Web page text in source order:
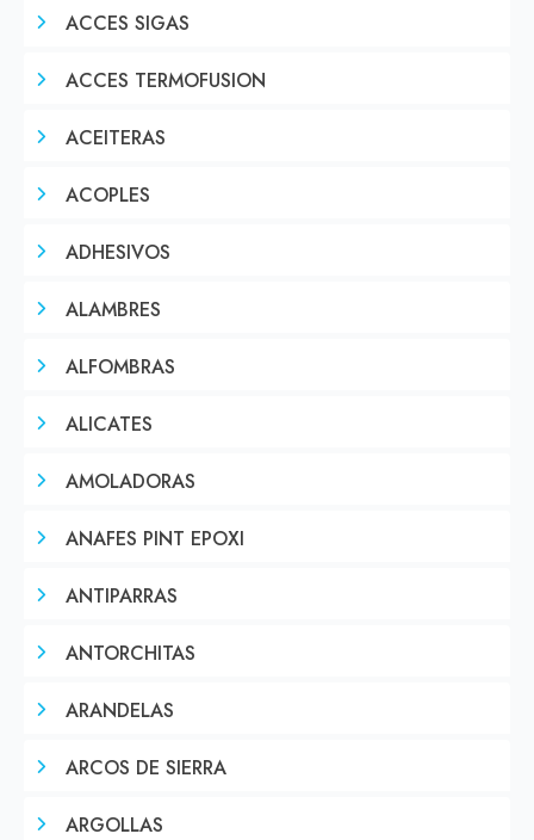
ACCES SIGAS
ACCES TERMOFUSION
ACEITERAS
ACOPLES
ADHESIVOS
ALAMBRES
ALFOMBRAS
ALICATES
AMOLADORAS
ANAFES PINT EPOXI
ANTIPARRAS
ANTORCHITAS
ARANDELAS
ARCOS DE SIERRA
ARGOLLAS